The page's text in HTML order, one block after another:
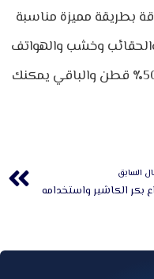
بطريقة مميزة مناسبة
وخشب والهواتف
وألواح وقمصان وأقمشة أقل من 50٪ قطن والباقي يمكنك
Prev السابق
بكر الكاشير واستخدامه